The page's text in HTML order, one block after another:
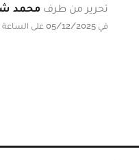
تحرير من طرف محمد
في 05/12/2025 على الساعة 21:00